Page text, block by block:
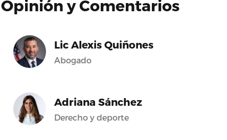
Opinión y Comentarios
Lic Alexis Quiñones
Abogado
Adriana Sánchez
Derecho y deporte